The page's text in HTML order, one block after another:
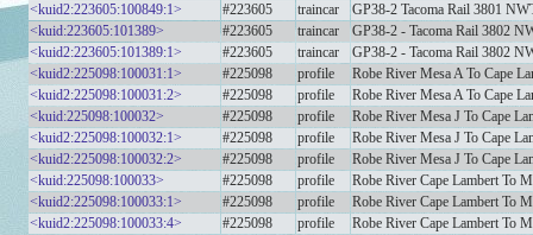
<kuid2:223605:100849:1>
#223605 traincar
GP38-2 Tacoma Rail 3801
<kuid:223605:101389>
#223605 traincar
GP38-2 - Tacoma Rail 3802
<kuid2:223605:101389:1>
#223605 traincar
GP38-2 - Tacoma Rail 3802
<kuid2:225098:100031:1>
#225098 profile
Robe River Mesa A To Cape
<kuid2:225098:100031:2>
#225098 profile
Robe River Mesa A To Cape
<kuid:225098:100032>
#225098 profile
Robe River Mesa J To Cape
<kuid2:225098:100032:1>
#225098 profile
Robe River Mesa J To Cape
<kuid2:225098:100032:2>
#225098 profile
Robe River Mesa J To Cape
<kuid:225098:100033>
#225098 profile
Robe River Cape Lambert To
<kuid2:225098:100033:1>
#225098 profile
Robe River Cape Lambert To
<kuid2:225098:100033:4>
#225098 profile
Robe River Cape Lambert To